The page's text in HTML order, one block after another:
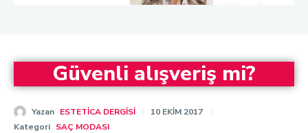
Güvenli alışveriş mi?
Yazan ESTETICA DERGISI
10 EKIM 2017
Kategori SAÇ MODASI